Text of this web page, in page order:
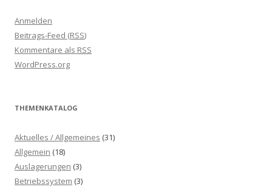
Anmelden
Beitrags-Feed (RSS)
Kommentare als RSS
WordPress.org
THEMENKATALOG
Aktuelles / Allgemeines (31)
Allgemein (18)
Auslagerungen (3)
Betriebssystem (3)